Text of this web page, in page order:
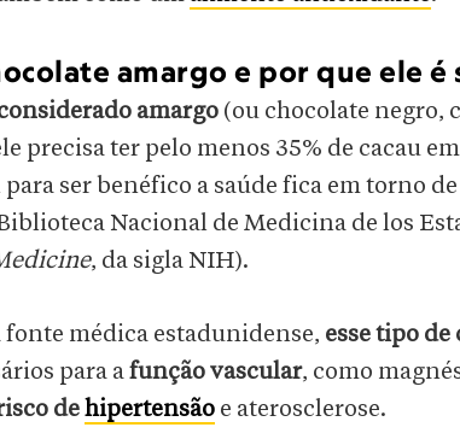
amargo e por que ele é
amargo (ou chocolate negro,
precisa ter pelo menos 35% de cacau
ser benéfico a saúde fica em torno de
Nacional de Medicina de los
, da sigla NIH).
médica estadunidense, esse tipo
para afunção vascular, como
dehipertensão e aterosclerose.